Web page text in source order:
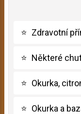
⭐ Zdravotní
⭐ Některé
⭐ Okurka,
⭐ Okurka a